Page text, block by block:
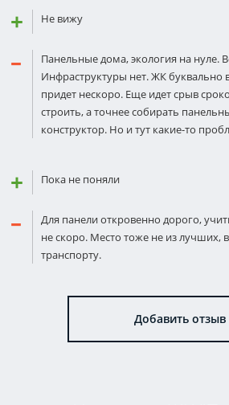
Не вижу
Панельные дома, экология на нуле.
Инфраструктуры нет. ЖК буквально
придет нескоро. Еще идет срыв
строить, а точнее собирать
конструктор. Но и тут какие-то
Пока не поняли
Для панели откровенно дорого,
не скоро. Место тоже не из лучших,
транспорту.
Добавить отзыв